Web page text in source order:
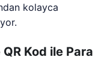
kolayca
Kod ile Para